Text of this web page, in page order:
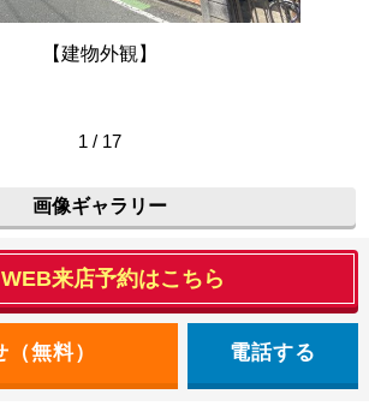
【建物外観】
1 / 17
画像ギャラリー
WEB来店予約はこちら
電話する